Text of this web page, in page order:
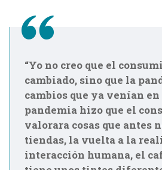
“Yo no creo que el
cambiado, sino que la
cambios que ya venían
pandemia hizo que el
valorara cosas que antes
tiendas, la vuelta a la
interacción humana, el